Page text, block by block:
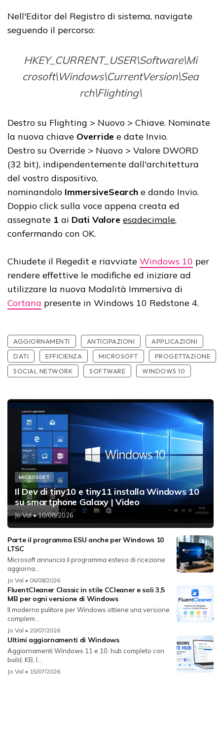
Nell'Editor del Registro di sistema, navigate
seguendo il percorso:
HKEY_CURRENT_USER\Software\Mi
crosoft\Windows\CurrentVersion\Sea
rch\Flighting\
Destro su Flighting > Nuovo > Chiave. Nominate
la nuova chiave Override e date Invio.
Destro su Override > Nuovo > Valore DWORD
(32 bit), indipendentemente dall'architettura
del vostro dispositivo,
nominandolo ImmersiveSearch e dando Invio.
Doppio click sulla voce appena creata ed
assegnate 1 ai Dati Valore esadecimale,
confermando con OK.
Chiudete il Regedit e riavviate Windows 10 per
rendere effettive le modifiche ed iniziare ad
utilizzare la nuova Modalità Immersiva di
Cortana presente in Windows 10 Redstone 4.
AGGIORNAMENTI ANTICIPAZIONI
APPLICAZIONI
DATI
EFFICIENZA MICROSOFT
PROGETTAZIONE
SOCIAL NETWORK
SOFTWARE WINDOWS 10
MICROSOFT
Il Dev di tiny10 e tiny11 installa Windows 10
su smartphone Galaxy | Video
Jo Val• 10/08/2026
Parte il programma ESU anche per Windows 10
LTSC
Microsoft annuncia il programma esteso di ricezione
aggiorna...
Jo Val • 06/08/2026
FluentCleaner Classic in stile CCleaner e soli 3,5
MB per ogni versione di Windows
Il moderno pulitore per Windows ottiene una versione
complem...
Jo Val • 20/07/2026
Ultimi aggiornamenti di Windows
Aggiornamenti Windows 11 e 10: hub completo con
build, KB, l...
Jo Val • 15/07/2026